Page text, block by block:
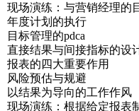
现场演练：与营销经理的
年度计划的执行
目标管理的pdca
直接结果与间接指标的设
报表的四大重要作用
风险预估与规避
以结果为导向的工作作风
现场演练：根据给定报表